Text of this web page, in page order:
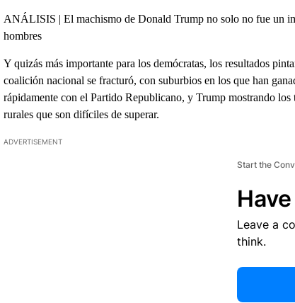
ANÁLISIS | El machismo de Donald Trump no solo no fue un
hombres
Y quizás más importante para los demócratas, los resultados
coalición nacional se fracturó, con suburbios en los que han
rápidamente con el Partido Republicano, y Trump mostrando
rurales que son difíciles de superar.
ADVERTISEMENT
Start the
Leave a
think.